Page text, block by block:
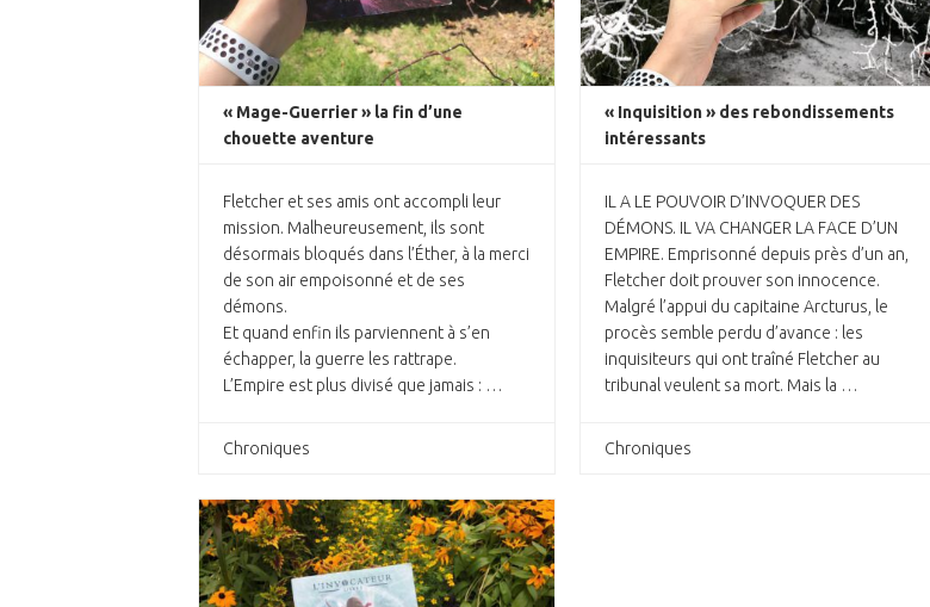
« Mage-Guerrier » la fin d’une
chouette aventure
Fletcher et ses amis ont accompli leur
mission. Malheureusement, ils sont
désormais bloqués dans l’Éther, à la merci
de son air empoisonné et de ses
démons.
Et quand enfin ils parviennent à s’en
échapper, la guerre les rattrape.
L’Empire est plus divisé que jamais : …
Chroniques
« Inquisition » des rebondissements
intéressants
IL A LE POUVOIR D’INVOQUER DES
DÉMONS. IL VA CHANGER LA FACE D’UN
EMPIRE. Emprisonné depuis près d’un an,
Fletcher doit prouver son innocence.
Malgré l’appui du capitaine Arcturus, le
procès semble perdu d’avance : les
inquisiteurs qui ont traîné Fletcher au
tribunal veulent sa mort. Mais la …
Chroniques